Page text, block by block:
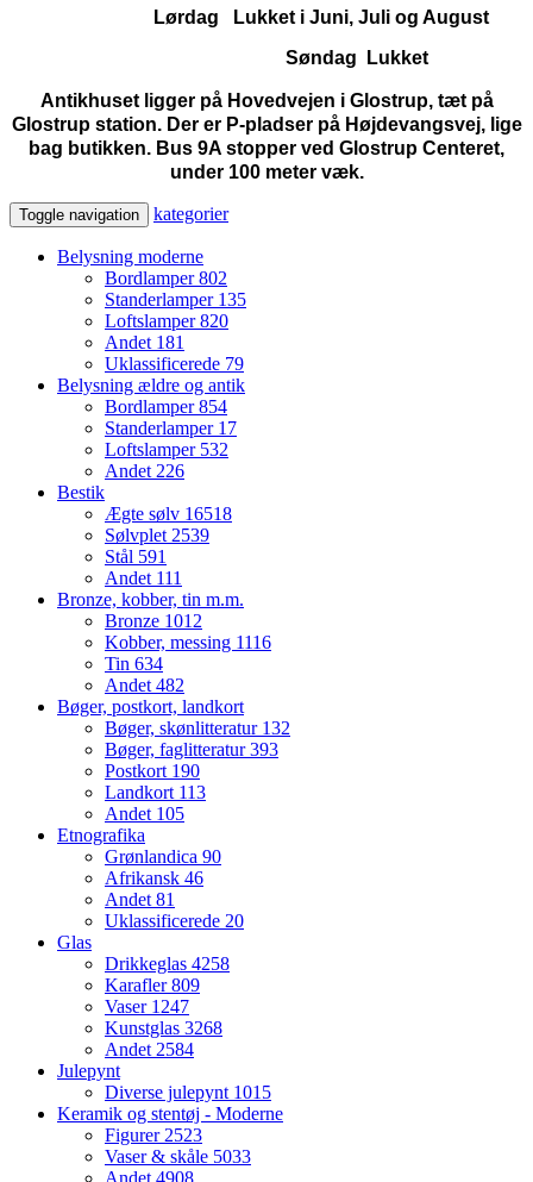
Lørdag Lukket i Juni, Juli og August
Søndag Lukket
Antikhuset ligger på Hovedvejen i Glostrup, tæt på
Glostrup station. Der er P-pladser på Højdevangsvej, lige
bag butikken. Bus 9A stopper ved Glostrup Centeret,
under 100 meter væk.
Toggle navigation kategorier
Belysning moderne
Bordlamper802
Standerlamper 135
Loftslamper820
Andet 181
Uklassificerede 79
Belysning ældre og antik
Bordlamper854
Standerlamper 17
Loftslamper 532
Andet226
Bestik
Ægte sølv 16518
Sølvplet2539
Stål 591
Andet 111
Bronze, kobber, tin m.m.
Bronze 1012
Kobber, messing 1116
Tin 634
Andet482
Bøger, postkort, landkort
Bøger, skønlitteratur 132
Bøger, faglitteratur393
Postkort 190
Landkort 113
Andet 105
Etnografika
Grønlandica 90
Afrikansk 46
Andet81
Uklassificerede 20
Glas
Drikkeglas 4258
Karafler809
Vaser 1247
Kunstglas 3268
Andet2584
Julepynt
Diverse julepynt 1015
Keramik og stentøj - Moderne
Figurer2523
Vaser & skåle 5033